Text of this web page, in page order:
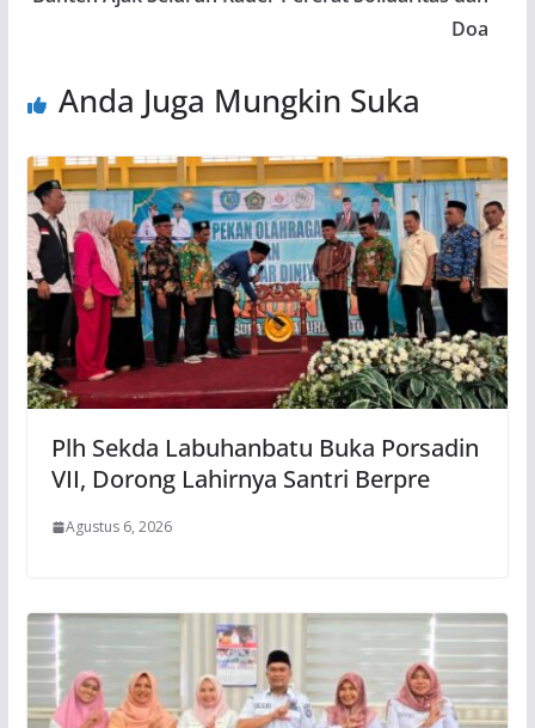
Doa
Anda Juga Mungkin Suka
Plh Sekda Labuhanbatu Buka Porsadin
VII, Dorong Lahirnya Santri Berpre
Agustus 6, 2026